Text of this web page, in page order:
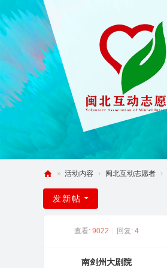
闽
北
» 活动内容 › 闽北互动志愿者 ›
发新帖
查看: 9022 回复: 4
南剑州大剧院